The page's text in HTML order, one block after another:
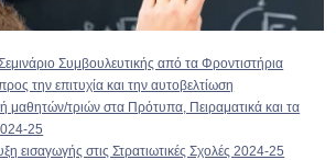
Συμβουλευτικής από τα Φροντιστήρια
την επιτυχία και την αυτοβελτίωση
μαθητών/τριών στα Πρότυπα, Πειραματικά και τα
25
εισαγωγής στις Στρατιωτικές Σχολές 2024-25